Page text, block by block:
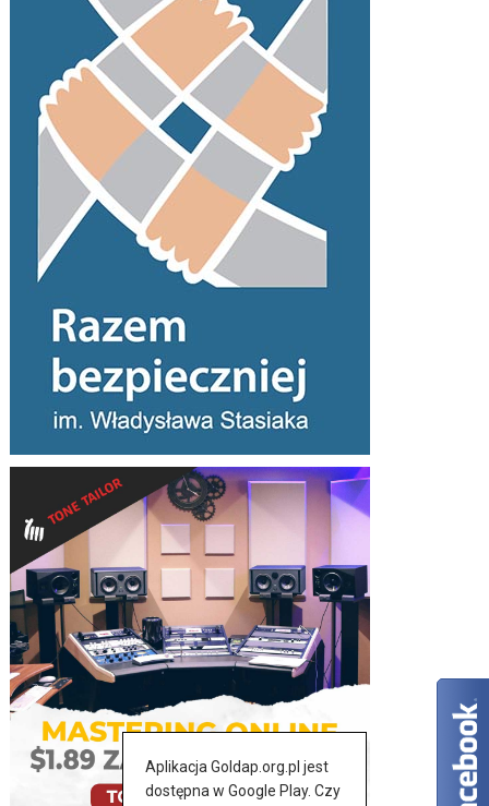
Aplikacja Goldap.org.pl jest
dostępna w Google Play. Czy